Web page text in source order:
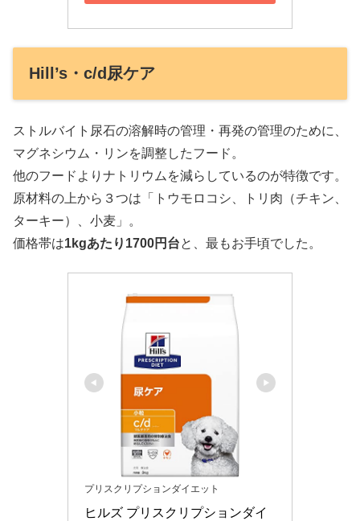
Hill’s・c/d尿ケア
ストルバイト尿石の溶解時の管理・再発の管理のために、
マグネシウム・リンを調整したフード。
他のフードよりナトリウムを減らしているのが特徴です。
原材料の上から３つは「トウモロコシ、トリ肉（チキン、
ターキー）、小麦」。
価格帯は1kgあたり1700円台と、最もお手頃でした。
プリスクリプションダイエット
ヒルズ プリスクリプションダイ